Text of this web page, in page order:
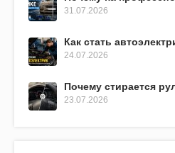
31.07.2026
Как стать
24.07.2026
Почему стирается
23.07.2026